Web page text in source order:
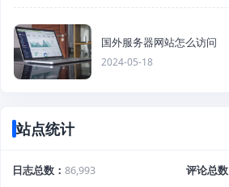
国外服务器网站怎么访问
2024-05-18
站点统计
日志总数 86,993 评论总数